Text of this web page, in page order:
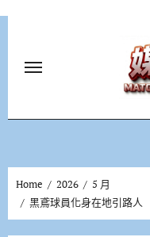
Home 2026
5 月
黑鳶球員化身在地引路